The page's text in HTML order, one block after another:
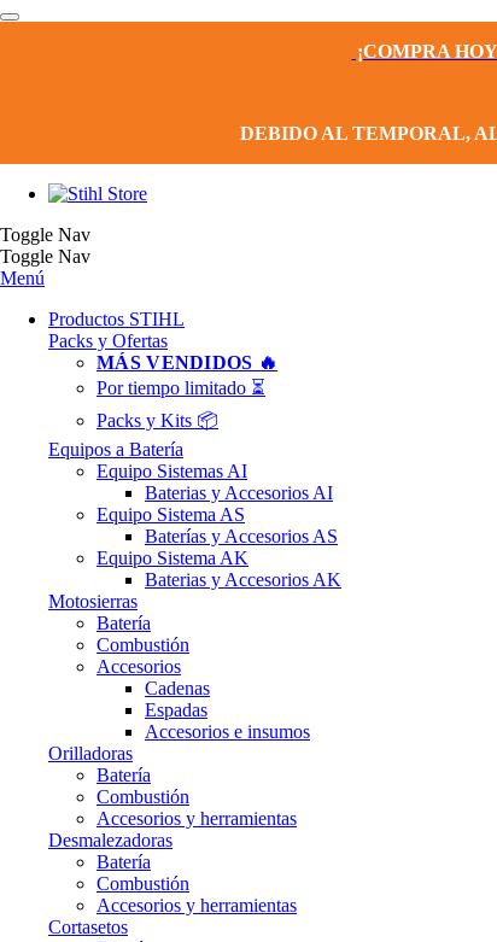
¡COMPRA
DEBIDO AL TEMPORAL,
Toggle Nav
Toggle Nav
Menú
Productos STIHL
Packs y Ofertas
MÁS VENDIDOS 🔥
Por tiempo limitado ⏳
Packs y Kits 📦
Equipos a Batería
Equipo Sistemas AI
Baterias y Accesorios AI
Equipo Sistema AS
Baterías y Accesorios AS
Equipo Sistema AK
Baterias y Accesorios AK
Motosierras
Batería
Combustión
Accesorios
Cadenas
Espadas
Accesorios e insumos
Orilladoras
Batería
Combustión
Accesorios y herramientas
Desmalezadoras
Batería
Combustión
Accesorios y herramientas
Cortasetos